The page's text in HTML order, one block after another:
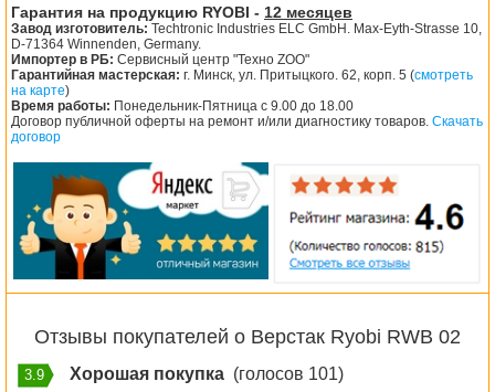
Гарантия на продукцию RYOBI - 12 месяцев
Завод изготовитель: Techtronic Industries ELC GmbH. Max-Eyth-Strasse 10,
D-71364 Winnenden, Germany.
Импортер в РБ: Сервисный центр "Техно ZOO"
Гарантийная мастерская: г. Минск, ул. Притыцкого. 62, корп. 5 (смотреть
на карте)
Время работы: Понедельник-Пятница с 9.00 до 18.00
Договор публичной оферты на ремонт и/или диагностику товаров. Скачать
договор
Отзывы покупателей о Верстак Ryobi RWB 02
3.9 Хорошая покупка (голосов 101)